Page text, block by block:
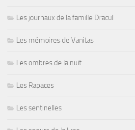
Les journaux de la famille Dracul
Les mémoires de Vanitas
Les ombres de la nuit
Les Rapaces
Les sentinelles